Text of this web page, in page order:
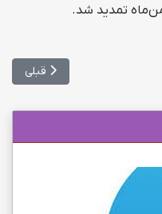
مطلب
قبلی علمی دانشگاه آزاد